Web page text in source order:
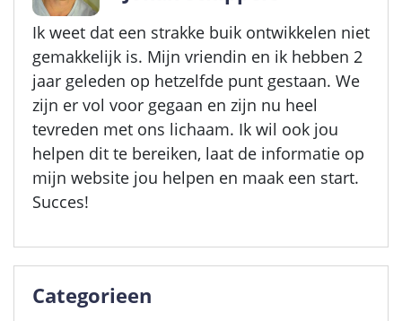
Ik weet dat een strakke buik ontwikkelen niet
gemakkelijk is. Mijn vriendin en ik hebben 2
jaar geleden op hetzelfde punt gestaan. We
zijn er vol voor gegaan en zijn nu heel
tevreden met ons lichaam. Ik wil ook jou
helpen dit te bereiken, laat de informatie op
mijn website jou helpen en maak een start.
Succes!
Categorieen